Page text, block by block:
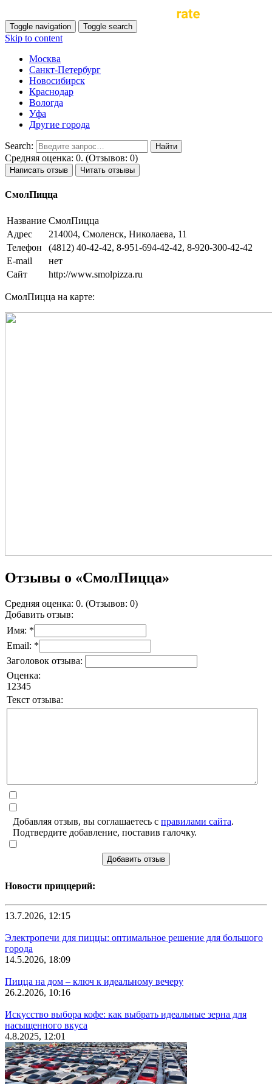
Toggle navigation Toggle search
Skip to content
Москва
Санкт-Петербург
Новосибирск
Краснодар
Вологда
Уфа
Другие города
Search:
Средняя оценка: 0. (Отзывов: 0)
Написать отзыв Читать отзывы
СмолПицца
Название СмолПицца
Адрес
214004, Смоленск, Николаева, 11
Телефон
(4812) 40-42-42, 8-951-694-42-42, 8-920-300-42-42
E-mail
нет
Сайт
http://www.smolpizza.ru
СмолПицца на карте:
Отзывы о «СмолПицца»
Средняя оценка: 0. (Отзывов: 0)
Добавить отзыв:
Имя: *
Email: *
Заголовок отзыва:
Оценка:
1 2345
Текст отзыва:
Добавляя отзыв, вы соглашаетесь с правилами сайта.
Подтвердите добавление, поставив галочку.
Добавить отзыв
Новости приццерий:
13.7.2026, 12:15
Электропечи для пиццы: оптимальное решение для большого
города
14.5.2026, 18:09
Пицца на дом – ключ к идеальному вечеру
26.2.2026, 10:16
Искусство выбора кофе: как выбрать идеальные зерна для
насыщенного вкуса
4.8.2025, 12:01